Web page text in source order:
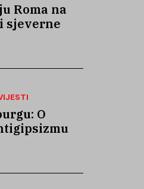
Roma na
sjeverne
O
i